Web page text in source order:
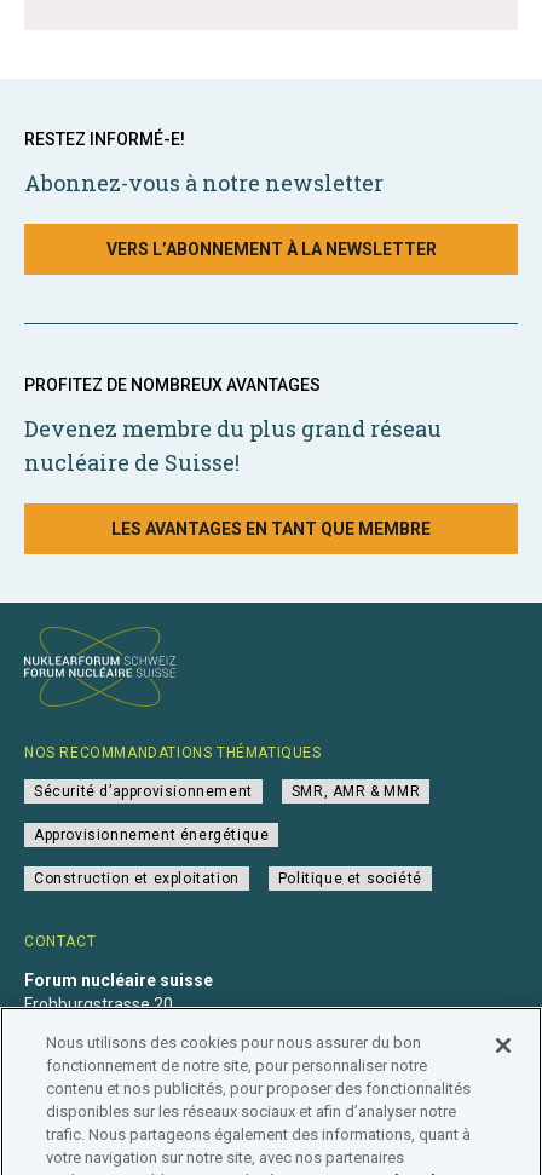
RESTEZ INFORMÉ-E!
Abonnez-vous à notre newsletter
VERS L’ABONNEMENT À LA NEWSLETTER
PROFITEZ DE NOMBREUX AVANTAGES
Devenez membre du plus grand réseau
nucléaire de Suisse!
LES AVANTAGES EN TANT QUE MEMBRE
CONTACT
Forum nucléaire suisse
Frohburgstrasse 20
+41 31 560 36 50
info@nuklearforum.ch
NOS RECOMMANDATIONS THÉMATIQUES
Sécurité d’approvisionnement SMR, AMR & MMR
Approvisionnement énergétique
Construction et exploitation Politique et société
Nous utilisons des cookies pour nous assurer du bon
fonctionnement de notre site, pour personnaliser notre
contenu et nos publicités, pour proposer des fonctionnalités
disponibles sur les réseaux sociaux et afin d’analyser notre
trafic. Nous partageons également des informations, quant à
votre navigation sur notre site, avec nos partenaires